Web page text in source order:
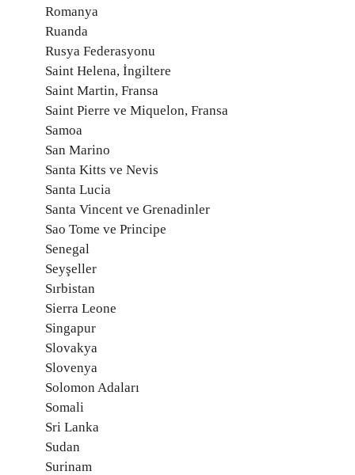
Romanya
Ruanda
Rusya Federasyonu
Saint Helena, İngiltere
Saint Martin, Fransa
Saint Pierre ve Miquelon, Fransa
Samoa
San Marino
Santa Kitts ve Nevis
Santa Lucia
Santa Vincent ve Grenadinler
Sao Tome ve Principe
Senegal
Seyşeller
Sırbistan
Sierra Leone
Singapur
Slovakya
Slovenya
Solomon Adaları
Somali
Sri Lanka
Sudan
Surinam